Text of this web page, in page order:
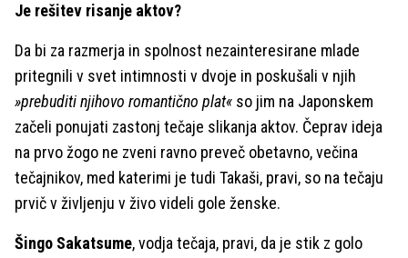
Je rešitev risanje aktov?
Da bi za razmerja in spolnost nezainteresirane mlade
pritegnili v svet intimnosti v dvoje in poskušali v njih
»prebuditi njihovo romantično plat« so jim na Japonskem
začeli ponujati zastonj tečaje slikanja aktov. Čeprav ideja
na prvo žogo ne zveni ravno preveč obetavno, večina
tečajnikov, med katerimi je tudi Takaši, pravi, so na tečaju
prvič v življenju v živo videli gole ženske.
Šingo Sakatsume, vodja tečaja, pravi, da je stik z golo